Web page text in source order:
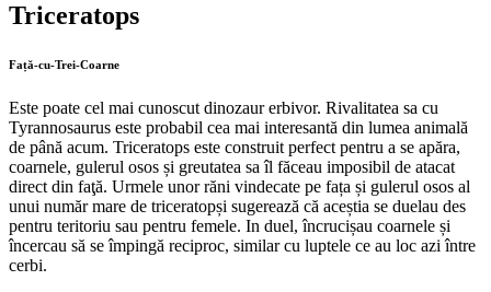
Triceratops
Față-cu-Trei-Coarne
Este poate cel mai cunoscut dinozaur erbivor. Rivalitatea sa cu
Tyrannosaurus este probabil cea mai interesantă din lumea animală
de până acum. Triceratops este construit perfect pentru a se apăra,
coarnele, gulerul osos și greutatea sa îl făceau imposibil de atacat
direct din faţă. Urmele unor răni vindecate pe fața și gulerul osos al
unui număr mare de triceratopși sugerează că aceștia se duelau des
pentru teritoriu sau pentru femele. In duel, încrucișau coarnele și
încercau să se împingă reciproc, similar cu luptele ce au loc azi între
cerbi.